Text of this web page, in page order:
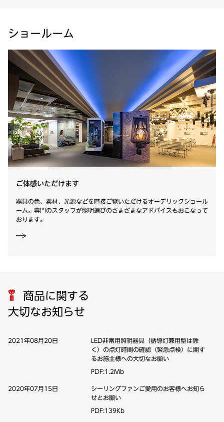
ショールーム
ご体感いただけます
器具の色、素材、光源などを直接ご覧いただけるオーデリックショール
ーム。専門のスタッフが照明選びのさまざまなアドバイスもおこなって
おります。
商品に関する
大切なお知らせ
2021年08月20日 LED非常用照明器具（誘導灯兼用型は除
く）の点灯時間の確認（緊急点検）に関す
るお施主様への大切なお願い
PDF:1.2Mb
2020年07月15日 シーリングファンご愛用のお客様へお知ら
せとお願い
PDF:139Kb